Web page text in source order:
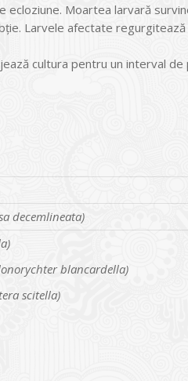
ecloziune. Moartea larvară
Larvele afectate
cultura pentru un interval de
decemlineata)
blancardella)
scitella)